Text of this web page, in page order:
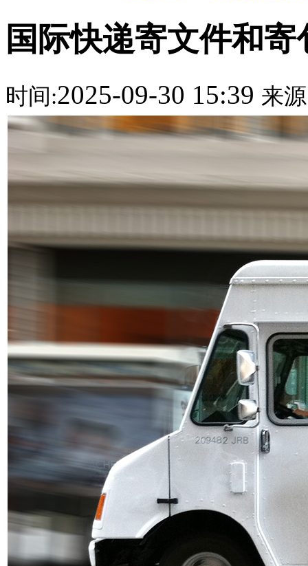
国际快递寄文件和
时间:2025-09-30 15:39 来